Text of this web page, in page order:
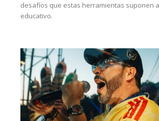
desafíos que estas herramientas suponen
educativo.